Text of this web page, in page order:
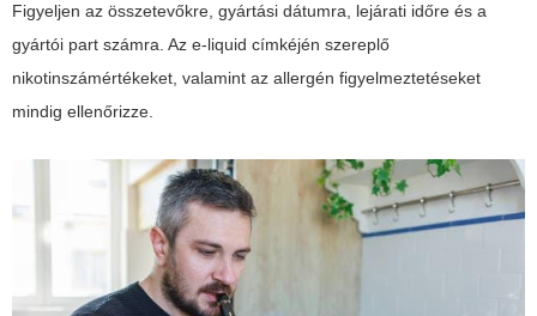
Figyeljen az összetevőkre, gyártási dátumra, lejárati időre és a
gyártói part számra. Az e-liquid címkéjén szereplő
nikotinszámértékeket, valamint az allergén figyelmeztetéseket
mindig ellenőrizze.